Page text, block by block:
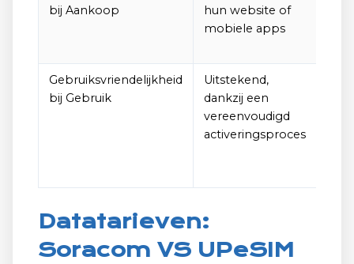
bij Aankoop
hun website of
mobiele apps
Gebruiksvriendelijkheid
bij Gebruik
Uitstekend,
dankzij een
vereenvoudigd
activeringsproces
Datatarieven:
Soracom VS UPeSIM